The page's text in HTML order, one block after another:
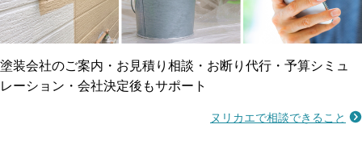
ご近所トラブルに
賠償保険
防水工事
マンション・アパート対応
塗装会社のご案内・お見積り相談・お断り代行・予算シミュ
レーション・会社決定後もサポート
ヌリカエで相談できること